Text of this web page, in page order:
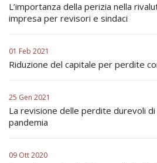
L’importanza della perizia nella
impresa per revisori e sindaci
01 Feb 2021
Riduzione del capitale per perdite
25 Gen 2021
La revisione delle perdite durevoli
pandemia
09 Ott 2020